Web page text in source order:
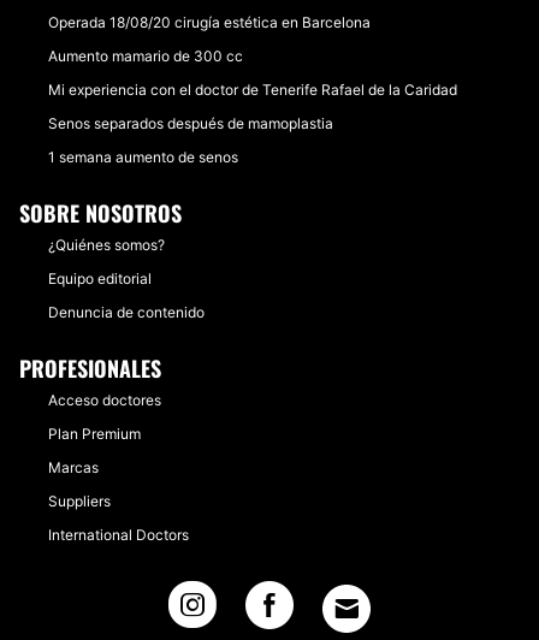
Operada 18/08/20 cirugía estética en Barcelona
Aumento mamario de 300 cc
Mi experiencia con el doctor de Tenerife Rafael de la Caridad
Senos separados después de mamoplastia
1 semana aumento de senos
SOBRE NOSOTROS
¿Quiénes somos?
Equipo editorial
Denuncia de contenido
PROFESIONALES
Acceso doctores
Plan Premium
Marcas
Suppliers
International Doctors